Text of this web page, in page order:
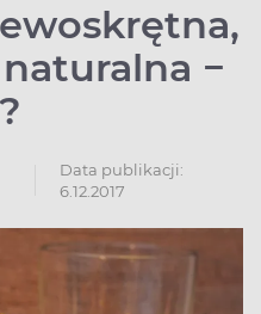
−
Data publikacji:
6.12.2017